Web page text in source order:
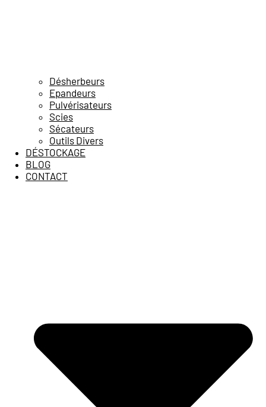
Désherbeurs
Epandeurs
Pulvérisateurs
Scies
Sécateurs
Outils Divers
DÉSTOCKAGE
BLOG
CONTACT